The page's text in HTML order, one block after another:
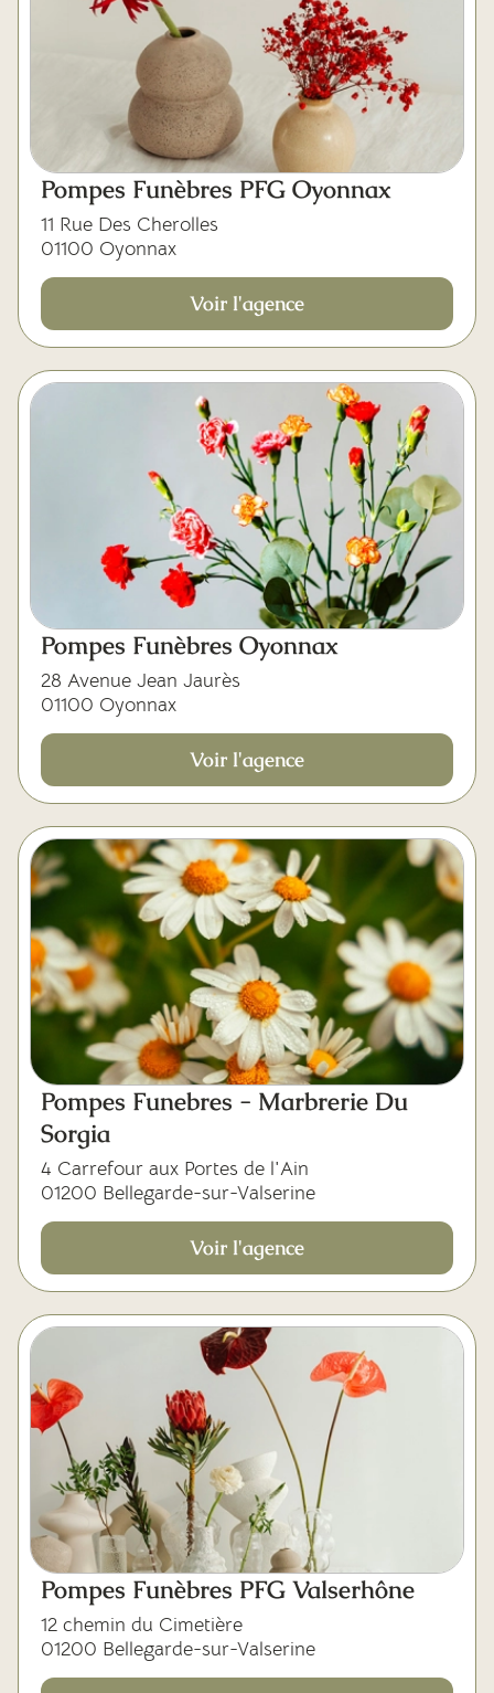
Pompes Funèbres PFG Oyonnax
11 Rue Des Cherolles
01100 Oyonnax
Voir l'agence
Pompes Funèbres Oyonnax
28 Avenue Jean Jaurès
01100 Oyonnax
Voir l'agence
Pompes Funebres - Marbrerie Du
Sorgia
4 Carrefour aux Portes de l'Ain
01200 Bellegarde-sur-Valserine
Voir l'agence
Pompes Funèbres PFG Valserhône
12 chemin du Cimetière
01200 Bellegarde-sur-Valserine